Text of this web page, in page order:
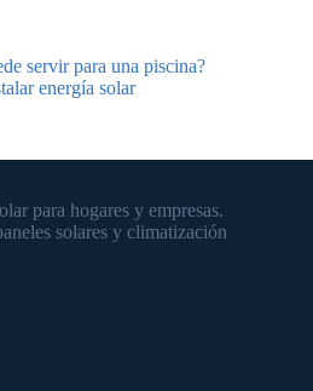
servir para una piscina?
energía solar
para hogares y empresas.
solares y climatización